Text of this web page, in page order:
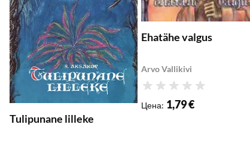
Tulipunane lilleke
Ehatähe valgus
Arvo Vallikivi
Рейтинг
Цена: 1,79 €